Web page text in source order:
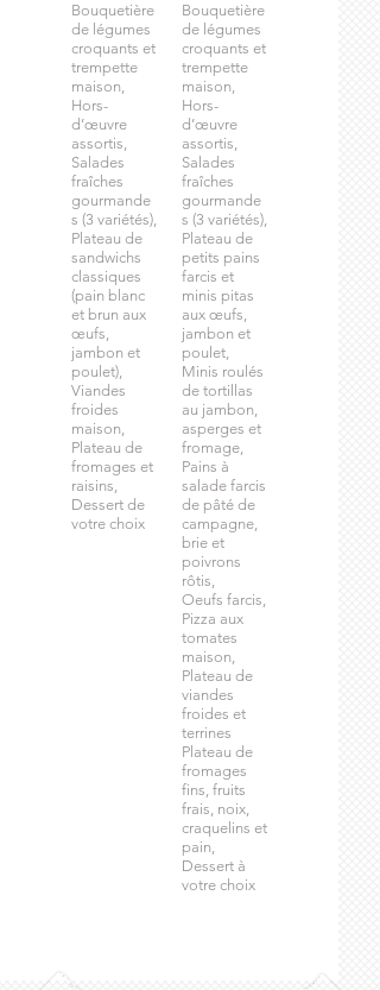
Bouquetière
de légumes
croquants et
trempette
maison,
Hors-
d’œuvre
assortis,
Salades
fraîches
gourmande
s (3 variétés),
Plateau de
sandwichs
classiques
(pain blanc
et brun aux
œufs,
jambon et
poulet),
Viandes
froides
maison,
Plateau de
fromages et
raisins,
Dessert de
Bouquetière
de légumes
croquants et
trempette
maison,
Hors-
d’œuvre
assortis,
Salades
fraîches
gourmande
s (3 variétés),
Plateau de
petits pains
farcis et
minis pitas
aux œufs,
jambon et
poulet,
Minis roulés
de tortillas
au jambon,
asperges et
fromage,
Pains à
salade farcis
de pâté de
campagne,
brie et
poivrons
rôtis,
Oeufs farcis,
Pizza aux
tomates
maison,
Plateau de
viandes
froides et
terrines
Plateau de
fromages
fins, fruits
frais, noix,
craquelins et
pain,
Dessert à
votre choix